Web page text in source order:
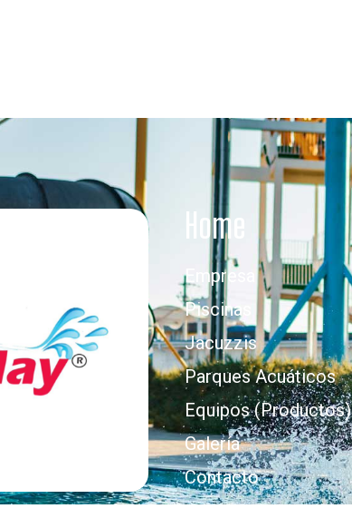
Home
Empresa
Piscinas
Jacuzzis
Parques Acuáticos
Equipos (Productos)
Galería
Contacto